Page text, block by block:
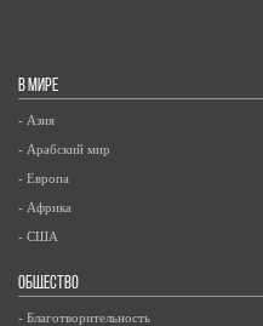
В МИРЕ
- Азия
- Арабский мир
- Европа
- Африка
- США
ОБЩЕСТВО
- Благотворительность